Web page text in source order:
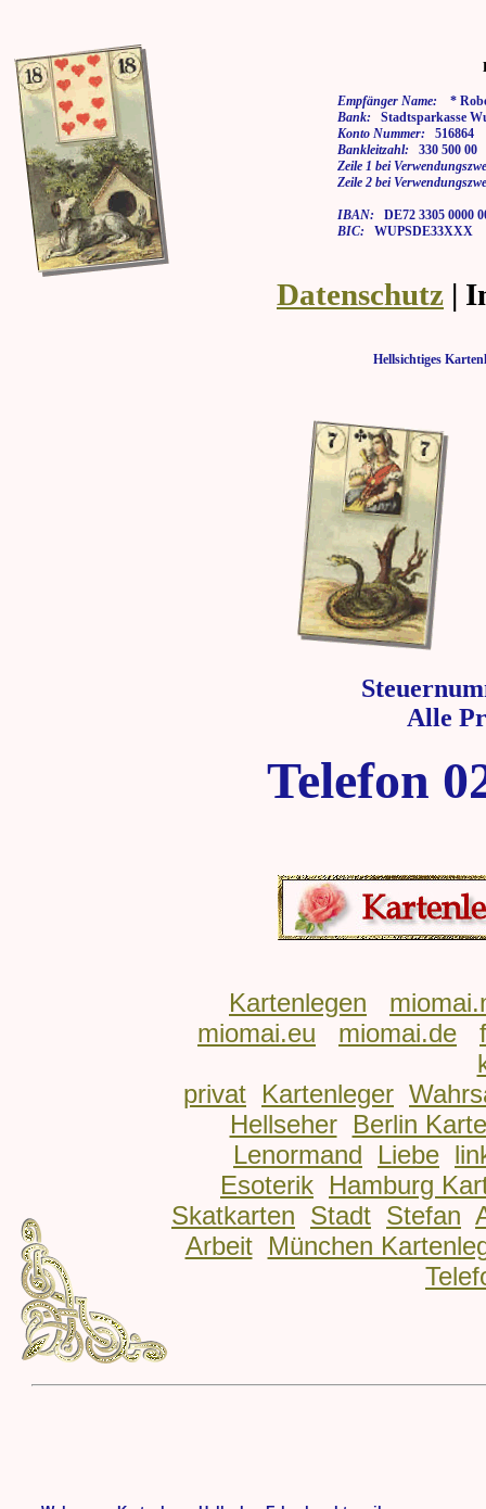
Empfänger Name: *
Bank: Stadtsparkasse
Konto Nummer: 516864
Bankleitzahl: 330 500 00
Zeile 1 bei
Zeile 2 bei
IBAN: DE72 3305 0000
BIC: WUPSDE33XXX
Datenschutz |
Hellsichtiges
Alle
Telefon
Kartenlegen
miomai.eu
miomai.de
privat Kartenleger
Hellseher
Berlin
Lenormand
Liebe
Esoterik Hamburg
Skatkarten Stadt Stefan
Arbeit
München